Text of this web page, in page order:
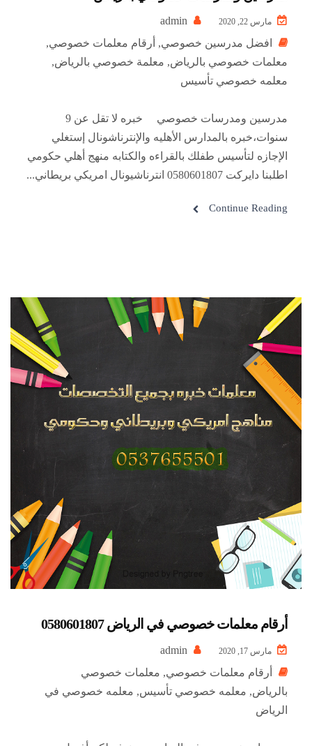
مارس 22, 2020
افضل مدرسين خصوصي, أرقام معلمات خصوصي,
معلمات خصوصي بالرياض, معلمة خصوصي بالرياض,
معلمه خصوصي تأسيس
مدرسين ومدرسات خصوصي خبره لا تقل عن 9
سنوات،خبره بالمدارس الأهليه والإنترناشونال إستغلي
الإجازه لتأسيس طفلك بالقراءه والكتابه منهج أهلي حكومي
اطلبنا دايركت 0580601807 انترناشيونال امريكي بريطاني...
Continue Reading
أرقام معلمات خصوصي في الرياض 0580601807
مارس 17, 2020
أرقام معلمات خصوصي, معلمات خصوصي
بالرياض, معلمه خصوصي تأسيس, معلمه خصوصي في
الرياض